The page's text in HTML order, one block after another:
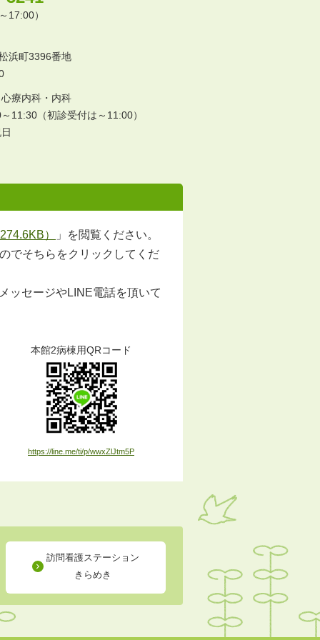
17:00）
浜町3396番地
療内科・内科
11:30（初診受付は～11:00）
）
」を閲覧ください。
でそちらをクリックしてくだ
ッセージやLINE電話を頂いて
本館2病棟用QRコード
https://line.me/ti/p/wwxZlJtm5P
訪問看護ステーション
きらめき